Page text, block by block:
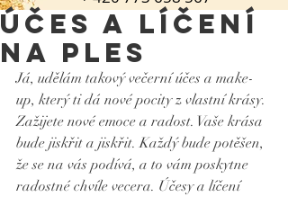
Účes a líčení
na ples
Já, udělám takový večerní účes a make-
up, který ti dá nové pocity z vlastní krásy.
Zažijete nové emoce a radost. Vaše krása
bude jiskřit a jiskřit. Každý bude potěšen,
že se na vás podívá, a to vám poskytne
radostné chvíle vecera. Účesy a líčení